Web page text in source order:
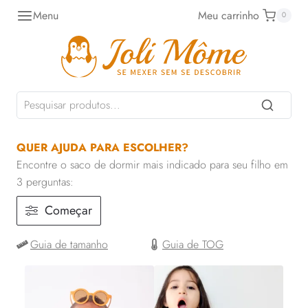
Pular Menu Meu carrinho 0
QUER AJUDA PARA ESCOLHER?
Encontre o saco de dormir mais indicado para seu filho em
3 perguntas:
Começar
Guia de tamanho Guia de TOG